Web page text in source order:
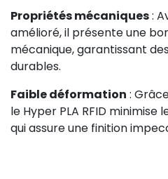
Propriétés mécaniques:
amélioré, il présente une
mécanique, garantissant
durables.
Faible déformation :
le Hyper PLA RFID minimise
qui assure une finition